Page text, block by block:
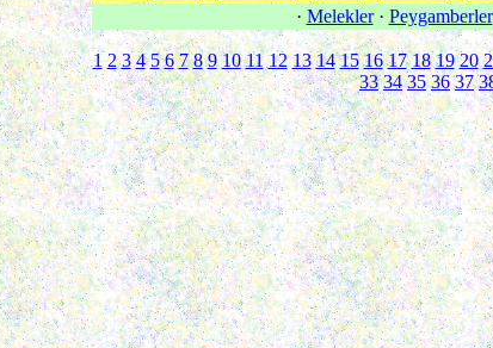
· Melekler· Peygamberler
1 2 3 4 5 6 7 8 9 10 11 12 13 14 15 16 17 18 19 20
33 34 35 36 37